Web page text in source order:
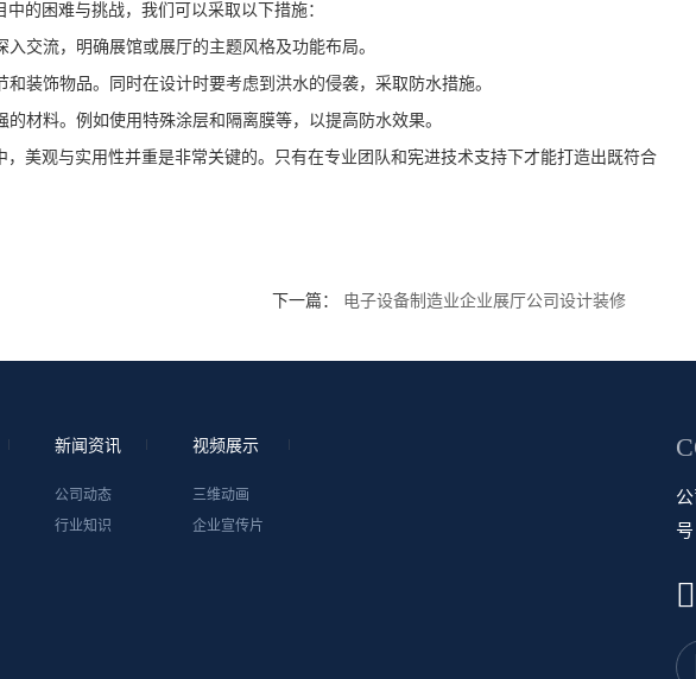
的困难与挑战，我们可以采取以下措施：
交流，明确展馆或展厅的主题风格及功能布局。
装饰物品。同时在设计时要考虑到洪水的侵袭，采取防水措施。
材料。例如使用特殊涂层和隔离膜等，以提高防水效果。
美观与实用性并重是非常关键的。只有在专业团队和宪进技术支持下才能打造出既符合
下一篇： 电子设备制造业企业展厅公司设计装修
新闻资讯
公司动态
行业知识
视频展示
三维动画
企业宣传片
号